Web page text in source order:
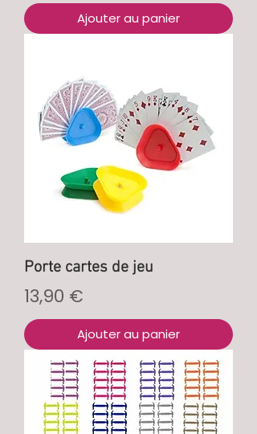
Ajouter au panier
Porte cartes de jeu
Prix
13,90 €
Ajouter au panier